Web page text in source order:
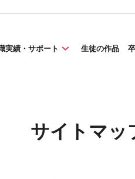
実績・サポート 生徒の作品
サイトマッ